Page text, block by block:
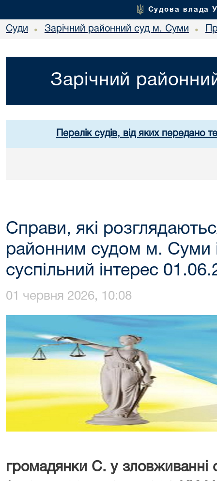
Судова влада
Суди • Зарічний районний суд м. Суми •
Зарічний
Перелік судів, від яких передано
Справи, які
районним судом м. Суми
суспільний інтерес
01 червня 2026, 10:08
громадянки С. у